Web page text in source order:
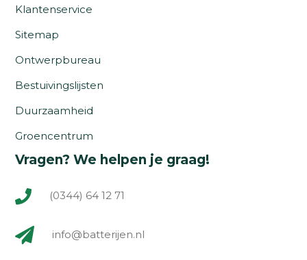
Klantenservice
Sitemap
Ontwerpbureau
Bestuivingslijsten
Duurzaamheid
Groencentrum
Vragen? We helpen je graag!
(0344) 64 12 71
info@batterijen.nl